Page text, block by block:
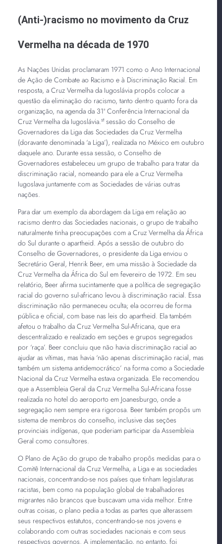
(Anti-)racismo no movimento da Cruz
Vermelha na década de 1970
As Nações Unidas proclamaram 1971 como o Ano Internacional
de Ação de Combate ao Racismo e à Discriminação Racial. Em
resposta, a Cruz Vermelha da Iugoslávia propôs colocar a
questão da eliminação do racismo, tanto dentro quanto fora da
organização, na agenda da 31ª Conferência Internacional da
Cruz Vermelha da Iugoslávia.stsessão do Conselho de
Governadores da Liga das Sociedades da Cruz Vermelha
(doravante denominada ‘a Liga’), realizada no México em outubro
daquele ano. Durante essa sessão, o Conselho de
Governadores estabeleceu um grupo de trabalho para tratar da
discriminação racial, nomeando para ele a Cruz Vermelha
Iugoslava juntamente com as Sociedades de várias outras
nações.
Para dar um exemplo da abordagem da Liga em relação ao
racismo dentro das Sociedades nacionais, o grupo de trabalho
naturalmente tinha preocupações com a Cruz Vermelha da África
do Sul durante o apartheid. Após a sessão de outubro do
Conselho de Governadores, o presidente da Liga enviou o
Secretário Geral, Henrik Beer, em uma missão à Sociedade da
Cruz Vermelha da África do Sul em fevereiro de 1972. Em seu
relatório, Beer afirma sucintamente que a política de segregação
racial do governo sul-africano levou à discriminação racial. Essa
discriminação não permaneceu oculta; ela ocorreu de forma
pública e oficial, com base nas leis do apartheid. Ela também
afetou o trabalho da Cruz Vermelha Sul-Africana, que era
descentralizado e realizado em seções e grupos segregados
por ‘raça’. Beer concluiu que não havia discriminação racial ao
ajudar as vítimas, mas havia ‘não apenas discriminação racial, mas
também um sistema antidemocrático’ na forma como a Sociedade
Nacional da Cruz Vermelha estava organizada. Ele recomendou
que a Assembleia Geral da Cruz Vermelha Sul-Africana fosse
realizada no hotel do aeroporto em Joanesburgo, onde a
segregação nem sempre era rigorosa. Beer também propôs um
sistema de membros do conselho, inclusive das seções
provinciais indígenas, que poderiam participar da Assembleia
Geral como consultores.
O Plano de Ação do grupo de trabalho propôs medidas para o
Comitê Internacional da Cruz Vermelha, a Liga e as sociedades
nacionais, concentrando-se nos países que tinham legislaturas
racistas, bem como na população global de trabalhadores
migrantes não brancos que buscavam uma vida melhor. Entre
outras coisas, o plano pedia a todas as partes que alterassem
seus respectivos estatutos, concentrando-se nos jovens e
colaborando com outras sociedades nacionais e com seus
respectivos governos. A implementação, no entanto, foi